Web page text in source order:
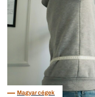
Magyar cégek